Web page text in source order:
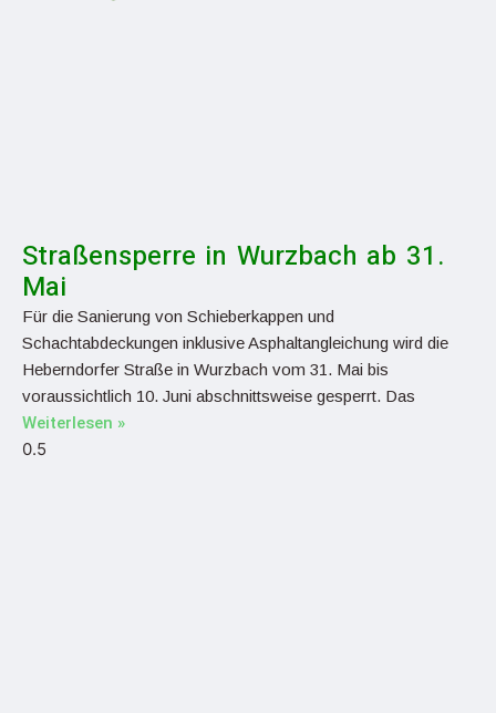
Straßensperre in Wurzbach ab 31.
Mai
Für die Sanierung von Schieberkappen und
Schachtabdeckungen inklusive Asphaltangleichung wird die
Heberndorfer Straße in Wurzbach vom 31. Mai bis
voraussichtlich 10. Juni abschnittsweise gesperrt. Das
Weiterlesen »